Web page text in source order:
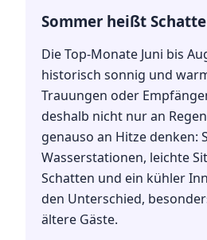
Sommer heißt
Die Top-Monate Juni bis
historisch sonnig und
Trauungen oder
deshalb nicht nur an
genauso an Hitze denken:
Wasserstationen, leichte
Schatten und ein kühler
den Unterschied,
ältere Gäste.